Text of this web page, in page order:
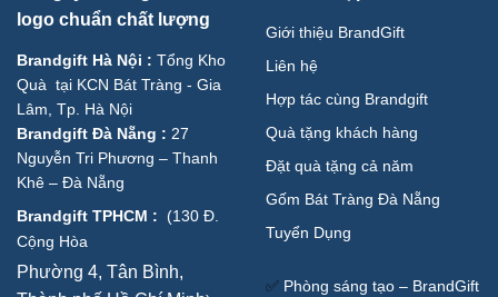
logo chuẩn chất lượng
Brandgift Hà Nội : Tổng Kho
Quà tại KCN Bát Tràng - Gia
Lâm, Tp. Hà Nội
Brandgift Đà Nẵng : 27
Nguyễn Tri Phương – Thanh
Khê – Đà Nẵng
Brandgift TPHCM : (130 Đ.
Cộng Hòa
Phường 4, Tân Bình,
Giới thiệu BrandGift
Liên hệ
Hợp tác cùng Brandgift
Quà tặng khách hàng
Đặt quà tặng cả năm
Gốm Bát Tràng Đà Nẵng
Tuyển Dụng
✅ Phòng sáng tạo – BrandGift